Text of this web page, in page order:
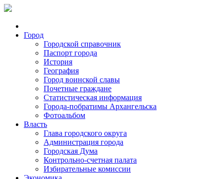
Город
Городской справочник
Паспорт города
История
География
Город воинской славы
Почетные граждане
Статистическая информация
Города-побратимы Архангельска
Фотоальбом
Власть
Глава городского округа
Администрация города
Городская Дума
Контрольно-счетная палата
Избирательные комиссии